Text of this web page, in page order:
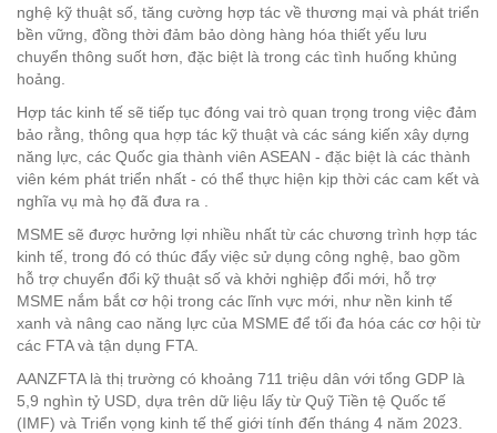
nghệ kỹ thuật số, tăng cường hợp tác về thương mại và phát triển
bền vững, đồng thời đảm bảo dòng hàng hóa thiết yếu lưu
chuyển thông suốt hơn, đặc biệt là trong các tình huống khủng
hoảng.
Hợp tác kinh tế sẽ tiếp tục đóng vai trò quan trọng trong việc đảm
bảo rằng, thông qua hợp tác kỹ thuật và các sáng kiến xây dựng
năng lực, các Quốc gia thành viên ASEAN - đặc biệt là các thành
viên kém phát triển nhất - có thể thực hiện kịp thời các cam kết và
nghĩa vụ mà họ đã đưa ra .
MSME sẽ được hưởng lợi nhiều nhất từ các chương trình hợp tác
kinh tế, trong đó có thúc đẩy việc sử dụng công nghệ, bao gồm
hỗ trợ chuyển đổi kỹ thuật số và khởi nghiệp đổi mới, hỗ trợ
MSME nắm bắt cơ hội trong các lĩnh vực mới, như nền kinh tế
xanh và nâng cao năng lực của MSME để tối đa hóa các cơ hội từ
các FTA và tận dụng FTA.
AANZFTA là thị trường có khoảng 711 triệu dân với tổng GDP là
5,9 nghìn tỷ USD, dựa trên dữ liệu lấy từ Quỹ Tiền tệ Quốc tế
(IMF) và Triển vọng kinh tế thế giới tính đến tháng 4 năm 2023.